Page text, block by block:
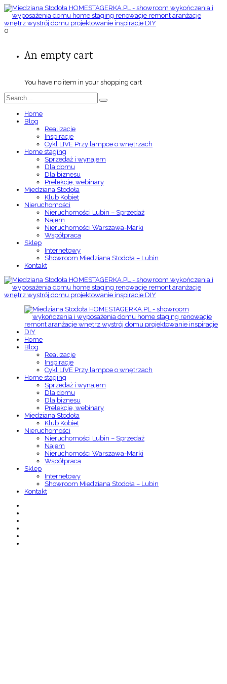
0
An empty cart
You have no item in your shopping cart
Home
Blog
Realizacje
Inspiracje
Cykl LIVE Przy lampce o wnętrzach
Home staging
Sprzedaż i wynajem
Dla domu
Dla biznesu
Prelekcje, webinary
Miedziana Stodoła
Klub Kobiet
Nieruchomości
Nieruchomości Lubin – Sprzedaż
Najem
Nieruchomości Warszawa-Marki
Współpraca
Sklep
Internetowy
Showroom Miedziana Stodoła – Lubin
Kontakt
Home
Blog
Realizacje
Inspiracje
Cykl LIVE Przy lampce o wnętrzach
Home staging
Sprzedaż i wynajem
Dla domu
Dla biznesu
Prelekcje, webinary
Miedziana Stodoła
Klub Kobiet
Nieruchomości
Nieruchomości Lubin – Sprzedaż
Najem
Nieruchomości Warszawa-Marki
Współpraca
Sklep
Internetowy
Showroom Miedziana Stodoła – Lubin
Kontakt